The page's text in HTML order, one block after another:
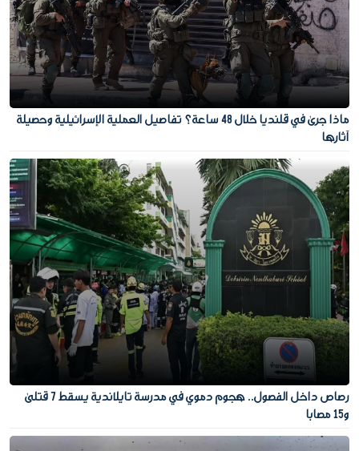
ماذا جرى في قلنديا خلال 48 ساعة؟ تفاصيل العملية الإسرائيلية وحصيلة
آثارها
رصاص داخل الفصول.. هجوم دموي في مدرسة تايلاندية يسقط 7 قتلى
و15 مصابا